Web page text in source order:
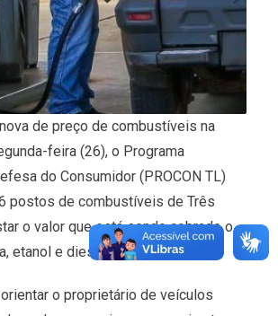
de preço de combustíveis na
feira (26), o Programa
do Consumidor (PROCON TL)
postos de combustíveis de Três
o valor que está sendo cobrado o
etanol e diesel no Município.
o proprietário de veículos